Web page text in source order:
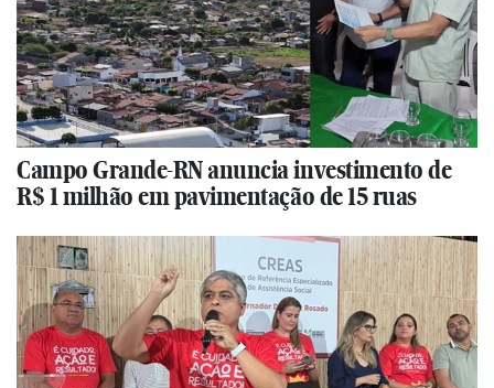
Campo Grande-RN anuncia investimento de
R$ 1 milhão em pavimentação de 15 ruas